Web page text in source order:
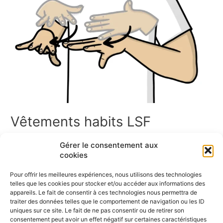
Gérer le consentement aux
cookies
Pour offrir les meilleures expériences, nous utilisons des technologies
telles que les cookies pour stocker et/ou accéder aux informations des
appareils. Le fait de consentir à ces technologies nous permettra de
traiter des données telles que le comportement de navigation ou les ID
uniques sur ce site. Le fait de ne pas consentir ou de retirer son
consentement peut avoir un effet négatif sur certaines caractéristiques
Vêtements habits LSF
Les vêtements en LSF Bienvenue dans l’espace Vêtements en
LSF ! Vous trouverez ici un ensemble de ressources en Langue
rassemble des signaires thématiques, des jeux de cartes, des
mémoris, des dominos, ainsi que des vidéos pour apprendre et
pratiquer les signes liés aux vêtements. Bonne exploration […]
Lire la suite »